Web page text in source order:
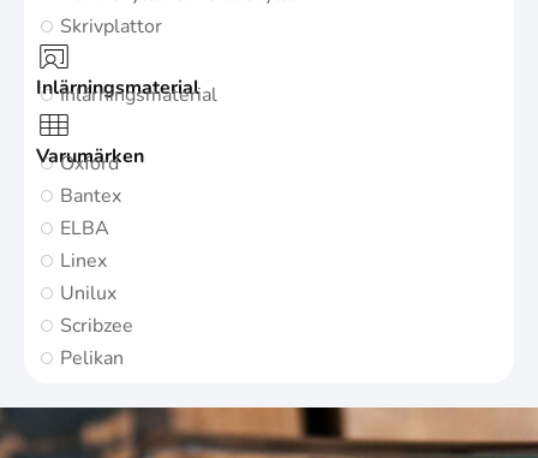
Skrivplattor
Inlärningsmaterial
Inlärningsmaterial
Varumärken
Oxford
Bantex
ELBA
Linex
Unilux
Scribzee
Pelikan